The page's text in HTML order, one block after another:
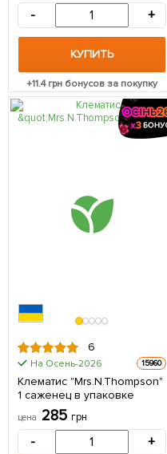
- +
КУПИТЬ
+11.4грн бонусов за покупку
6
На Осень-2026 15960
Клематис "Mrs.N.Thompson"
1 саженец в упаковке
цена 285 грн
- +